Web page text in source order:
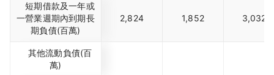
短期借款及一年或
一營業週期內到期長
期負債(百萬)
2,824 1,852 3,032
其他流動負債(百
萬)